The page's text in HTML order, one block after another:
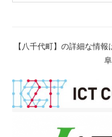
【八千代町】の詳細な情報